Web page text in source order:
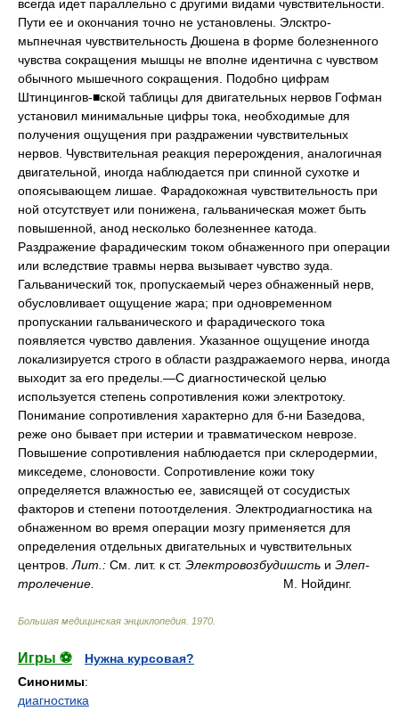
всегда идет параллельно с другими видами чувствительности.
Пути ее и окончания точно не установлены. Элсктро-
мьпнечная чувствительность Дюшена в форме болезненного
чувства сокращения мышцы не вполне идентична с чувством
обычного мышечного сокращения. Подобно цифрам
Штинцингов-■ской таблицы для двигательных нервов Гофман
установил минимальные цифры тока, необходимые для
получения ощущения при раздражении чувствительных
нервов. Чувствительная реакция перерождения, аналогичная
двигательной, иногда наблюдается при спинной сухотке и
опоясывающем лишае. Фарадокожная чувствительность при
ной отсутствует или понижена, гальваническая может быть
повышенной, анод несколько болезненнее катода.
Раздражение фарадическим током обнаженного при операции
или вследствие травмы нерва вызывает чувство зуда.
Гальванический ток, пропускаемый через обнаженный нерв,
обусловливает ощущение жара; при одновременном
пропускании гальванического и фарадического тока
появляется чувство давления. Указанное ощущение иногда
локализируется строго в области раздражаемого нерва, иногда
выходит за его пределы.—С диагностической целью
используется степень сопротивления кожи электротоку.
Понимание сопротивления характерно для б-ни Базедова,
реже оно бывает при истерии и травматическом неврозе.
Повышение сопротивления наблюдается при склеродермии,
микседеме, слоновости. Сопротивление кожи току
определяется влажностью ее, зависящей от сосудистых
факторов и степени потоотделения. Электродиагностика на
обнаженном во время операции мозгу применяется для
определения отдельных двигательных и чувствительных
центров. Лит.: См. лит. к ст. Электровозбудишсть и Элеп-
тролечение.
М. Нойдинг.
Большая медицинская энциклопедия 1970
Игры ⚽
Нужна курсовая?
Синонимы:
диагностика